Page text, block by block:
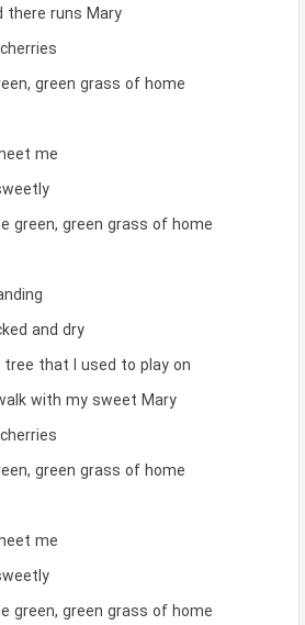
there runs Mary
green grass of home
me
green, green grass of home
and dry
that I used to play on
with my sweet Mary
green grass of home
me
green, green grass of home